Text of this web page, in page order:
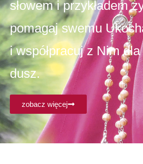
słowem i przykładem
pomagaj swemu
i współpracuj z Nim
dusz.
zobacz więcej